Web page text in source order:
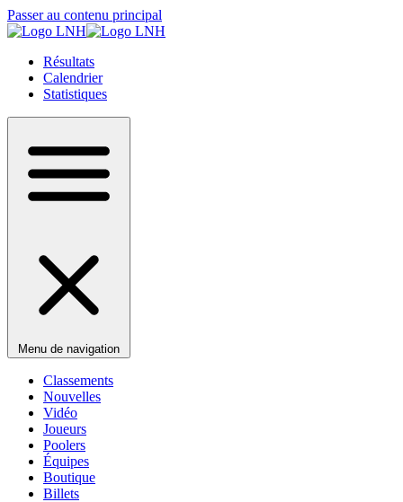
Passer au contenu principal
Résultats
Calendrier
Statistiques
Menu de navigation
Classements
Nouvelles
Vidéo
Joueurs
Poolers
Équipes
Boutique
Billets